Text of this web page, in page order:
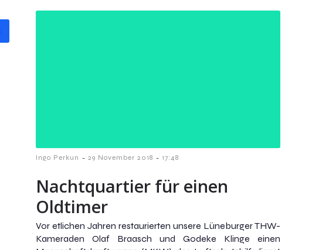
Ingo Perkun - 29 November 2018 - 17:48
Nachtquartier für einen
Oldtimer
Vor etlichen Jahren restaurierten unsere Lüneburger THW-
Kameraden Olaf Braasch und Godeke Klinge einen